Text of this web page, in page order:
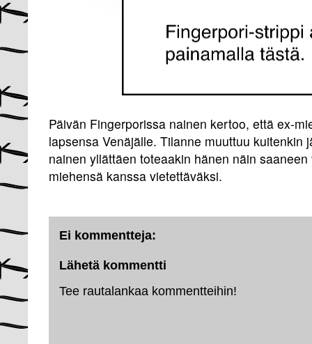
Päivän Fingerporissa nainen kertoo, että ex-
lapsensa Venäjälle. Tilanne muuttuu kuitenkin
nainen yllättäen toteaakin hänen näin
miehensä kanssa vietettäväksi.
Ei kommentteja:
Lähetä kommentti
Tee rautalankaa kommentteihin!